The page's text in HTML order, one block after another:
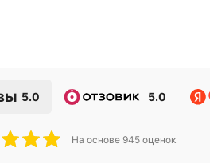
5.0 5.0
На основе 945 оценок